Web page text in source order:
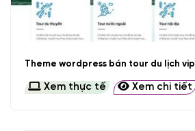
Theme wordpress bán tour du lịch vip
Xem thực tế Xem chi tiết